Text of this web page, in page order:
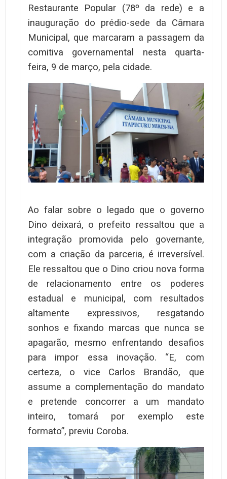
Restaurante Popular (78º da rede) e a
inauguração do prédio-sede da Câmara
Municipal, que marcaram a passagem da
comitiva governamental nesta quarta-
feira, 9 de março, pela cidade.
Ao falar sobre o legado que o governo
Dino deixará, o prefeito ressaltou que a
integração promovida pelo governante,
com a criação da parceria, é irreversível.
Ele ressaltou que o Dino criou nova forma
de relacionamento entre os poderes
estadual e municipal, com resultados
altamente expressivos, resgatando
sonhos e fixando marcas que nunca se
apagarão, mesmo enfrentando desafios
para impor essa inovação. “E, com
certeza, o vice Carlos Brandão, que
assume a complementação do mandato
e pretende concorrer a um mandato
inteiro, tomará por exemplo este
formato”, previu Coroba.